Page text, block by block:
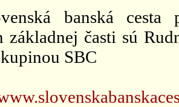
banská cesta
základnej časti sú
SBC